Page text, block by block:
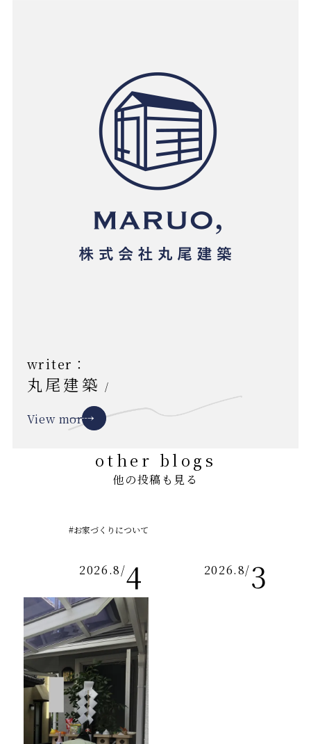
writer：
丸尾建築 /
View more
other blogs
他の投稿も見る
2026.8/4
#お家づくりについて
2026.8/3